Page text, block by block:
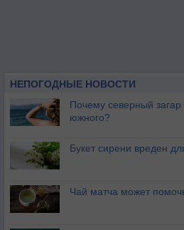
НЕПОГОДНЫЕ НОВОСТИ
Почему северный загар
южного?
Букет сирени вреден
Чай матча может